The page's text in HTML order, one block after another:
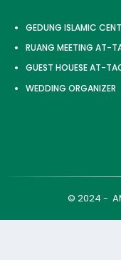
GEDUNG ISLAMIC
RUANG MEETING AT-
GUEST HOUESE AT-
WEDDING ORGANIZER
© 2024 -